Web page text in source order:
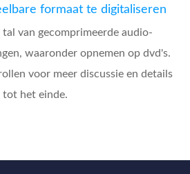
formaat te digitaliseren
van gecomprimeerde audio-
waaronder opnemen op dvd's.
voor meer discussie en details
tot het einde.